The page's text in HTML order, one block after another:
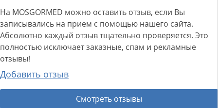
На MOSGORMED можно оставить отзыв, если Вы
записывались на прием с помощью нашего сайта.
Абсолютно каждый отзыв тщательно проверяется. Это
полностью исключает заказные, спам и рекламные
отзывы!
Добавить отзыв
Смотреть отзывы